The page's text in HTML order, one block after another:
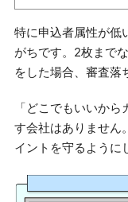
特に申込者属性が低
がちです。2枚まで
をした場合、審査落
「どこでもいいか
す会社はありません
イントを守るように